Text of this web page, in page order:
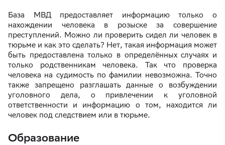
База МВД предоставляет информацию только о
нахождении человека в розыске за совершение
преступлений. Можно ли проверить сидел ли человек в
тюрьме и как это сделать? Нет, такая информация может
быть предоставлена только в определённых случаях и
только родственникам человека. Так что проверка
человека на судимость по фамилии невозможна. Точно
также запрещено разглашать данные о возбуждении
уголовного дела, о привлечении к уголовной
ответственности и информацию о том, находится ли
человек под следствием или в тюрьме.
Образование